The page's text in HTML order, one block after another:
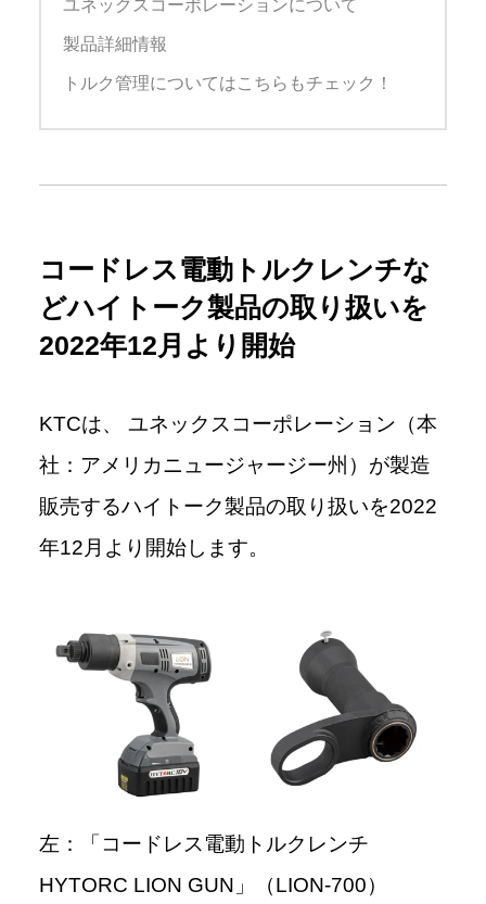
ユネックスコーポレーションについて
製品詳細情報
トルク管理についてはこちらもチェック！
コードレス電動トルクレンチな
どハイトーク製品の取り扱いを
2022年12月より開始
KTCは、 ユネックスコーポレーション（本
社：アメリカニュージャージー州）が製造
販売するハイトーク製品の取り扱いを2022
年12月より開始します。
左：「コードレス電動トルクレンチ
HYTORC LION GUN」（LION-700）